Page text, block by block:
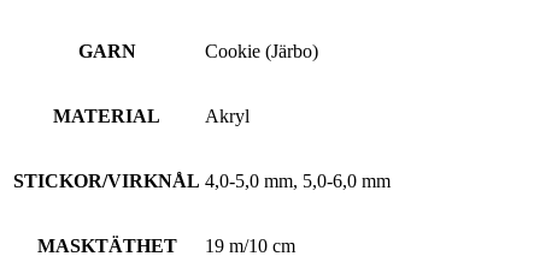
GARN Cookie (Järbo)
MATERIAL Akryl
STICKOR/VIRKNÅL 4,0-5,0 mm, 5,0-6,0 mm
MASKTÄTHET 19 m/10 cm